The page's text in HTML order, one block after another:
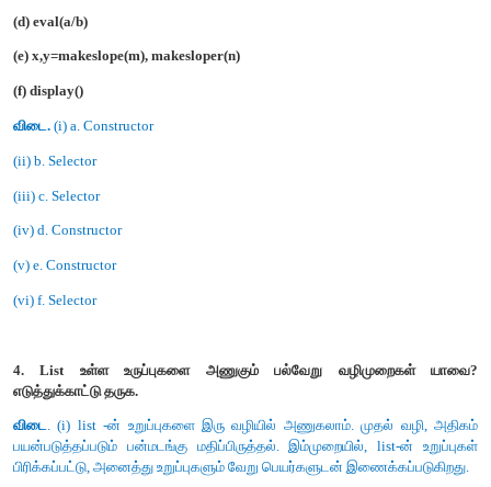
List பல மதிப்புகளை சேமிக்கும் இம்மதிப்புகள்
அல்லது மற்றொரு லிஸ்டாகவும் இருக்கலாம்.
எ.கா. List = [10, 20]
5. Tuple என்றால் என்ன? எடுத்துக்காட்டு தருக.
விடை.Tuple என்பது அடைப்புக்குறிக்குள்
மதிப்புகளை காற்புள்ளியில் பிரிக்கப்பட்டிருக்கும். tuple என்பது
உறுப்புகளை மாற்ற முடியாது ஆனால் List-ல்
எ.கா. colour = ('red', 'blue', 'Green')
பகுதி - இ